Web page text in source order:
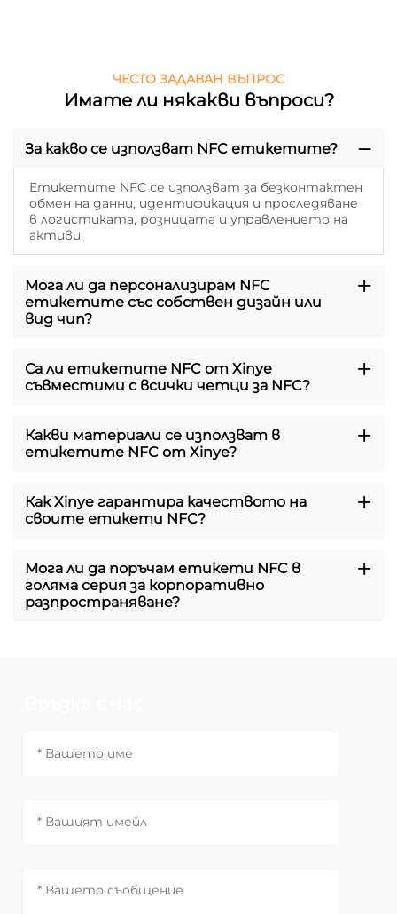
ЧЕСТО ЗАДАВАН ВЪПРОС
Имате ли някакви въпроси?
За какво се използват NFC етикетите?
Етикетите NFC се използват за безконтактен
обмен на данни, идентификация и проследяване
в логистиката, розницата и управлението на
активи.
Мога ли да персонализирам NFC
етикетите със собствен дизайн или
вид чип?
Са ли етикетите NFC от Xinye
съвместими с всички четци за NFC?
Какви материали се използват в
етикетите NFC от Xinye?
Как Xinye гарантира качеството на
своите етикети NFC?
Мога ли да поръчам етикети NFC в
голяма серия за корпоративно
разпространяване?